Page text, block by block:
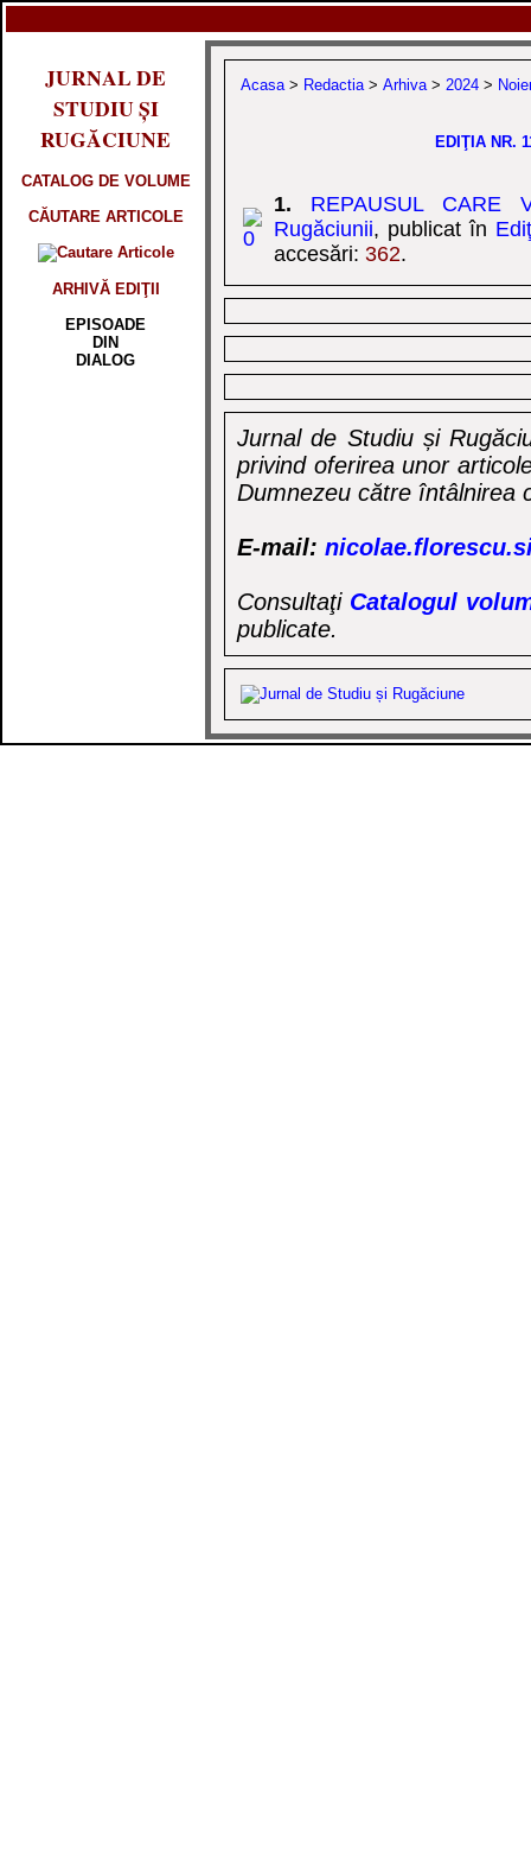
JURNAL DE
STUDIU ȘI
RUGĂCIUNE
CATALOG DE VOLUME
CĂUTARE ARTICOLE
ARHIVĂ EDIŢII
EPISOADE
DIN
DIALOG
Acasa > Redactia > Arhiva > 2024 >
EDIŢIA NR.
1. REPAUSUL CARE
Rugăciunii, publicat în
accesări: 362.
Jurnal de Studiu și
privind oferirea unor
Dumnezeu către întâlnirea
E-mail:
Consultaţi Catalogul
publicate.